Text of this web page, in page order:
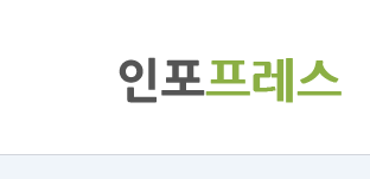
건